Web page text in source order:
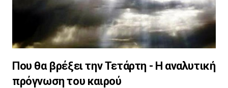
Που θα βρέξει την Τετάρτη - Η αναλυτική
πρόγνωση του καιρού